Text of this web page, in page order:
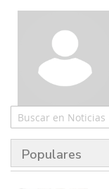
Populares